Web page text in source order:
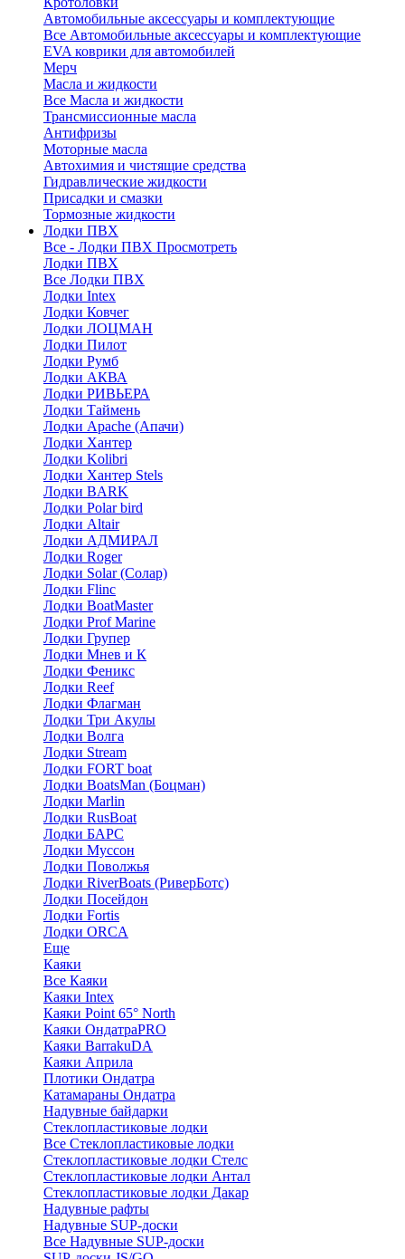
Автомобильные аксессуары и комплектующие
Все Автомобильные аксессуары и комплектующие
EVA коврики для автомобилей
Мерч
Масла и жидкости
Все Масла и жидкости
Трансмиссионные масла
Антифризы
Моторные масла
Автохимия и чистящие средства
Гидравлические жидкости
Присадки и смазки
Тормозные жидкости
Лодки ПВХ
Все - Лодки ПВХ Просмотреть
Лодки ПВХ
Все Лодки ПВХ
Лодки Intex
Лодки Ковчег
Лодки ЛОЦМАН
Лодки Пилот
Лодки Румб
Лодки АКВА
Лодки РИВЬЕРА
Лодки Таймень
Лодки Apache (Апачи)
Лодки Хантер
Лодки Kolibri
Лодки Хантер Stels
Лодки BARK
Лодки Polar bird
Лодки Altair
Лодки АДМИРАЛ
Лодки Roger
Лодки Solar (Солар)
Лодки Flinc
Лодки BoatMaster
Лодки Prof Marine
Лодки Групер
Лодки Мнев и К
Лодки Феникс
Лодки Reef
Лодки Флагман
Лодки Три Акулы
Лодки Волга
Лодки Stream
Лодки FORT boat
Лодки BoatsMan (Боцман)
Лодки Marlin
Лодки RusBoat
Лодки БАРС
Лодки Муссон
Лодки Поволжья
Лодки RiverBoats (РиверБотс)
Лодки Посейдон
Лодки Fortis
Лодки ORCA
Еще
Каяки
Все Каяки
Каяки Intex
Каяки Point 65° North
Каяки ОндатраPRO
Каяки BarrakuDA
Каяки Априла
Плотики Ондатра
Катамараны Ондатра
Надувные байдарки
Стеклопластиковые лодки
Все Стеклопластиковые лодки
Стеклопластиковые лодки Стелс
Стеклопластиковые лодки Антал
Стеклопластиковые лодки Дакар
Надувные рафты
Надувные SUP-доски
Все Надувные SUP-доски